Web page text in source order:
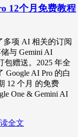
12个月免费教程
多项 AI 相关的订阅
与 Gemini AI
包赠送。2025 年全
Google AI Pro 的白
12 个月 的免费
One & Gemini AI
全文